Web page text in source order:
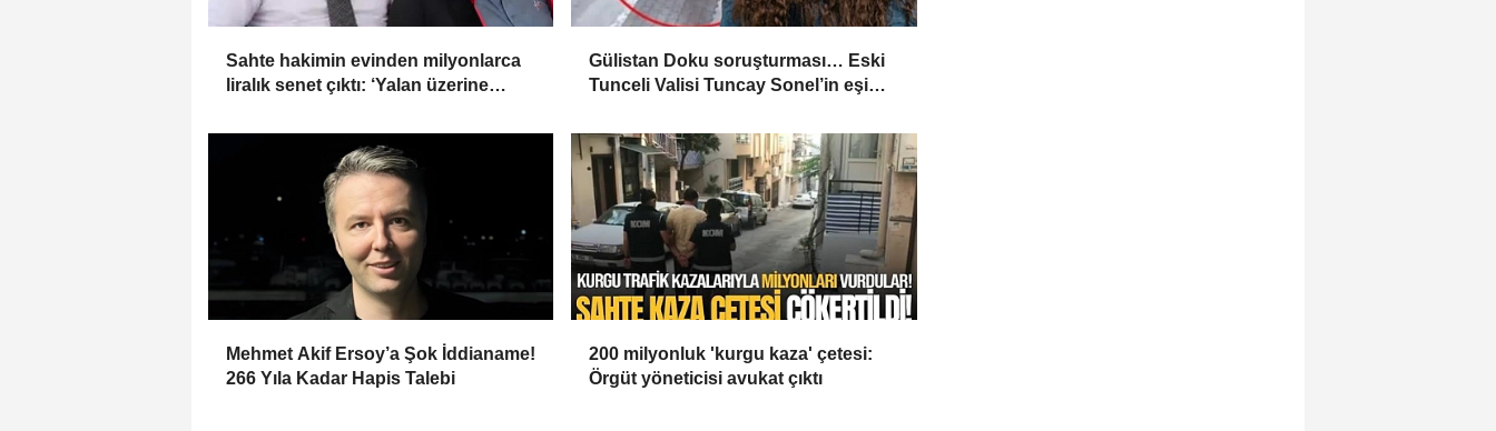
Sahte hakimin evinden milyonlarca
liralık senet çıktı: ‘Yalan üzerine
Gülistan Doku soruşturması… Eski
Tunceli Valisi Tuncay Sonel’in eşi
Mehmet Akif Ersoy’a Şok İddianame!
266 Yıla Kadar Hapis Talebi
200 milyonluk 'kurgu kaza' çetesi:
Örgüt yöneticisi avukat çıktı